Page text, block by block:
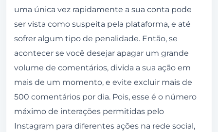
uma única vez rapidamente a sua conta pode
ser vista como suspeita pela plataforma, e até
sofrer algum tipo de penalidade. Então, se
acontecer se você desejar apagar um grande
volume de comentários, divida a sua ação em
mais de um momento, e evite excluir mais de
500 comentários por dia. Pois, esse é o número
máximo de interações permitidas pelo
Instagram para diferentes ações na rede social,